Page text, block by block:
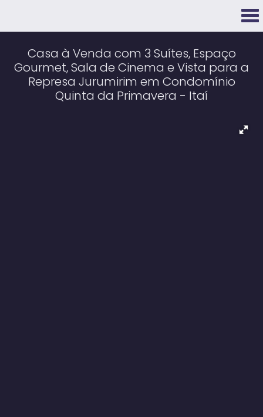
Casa à Venda com 3 Suítes, Espaço
Gourmet, Sala de Cinema e Vista para a
Represa Jurumirim em Condomínio
Quinta da Primavera - Itaí